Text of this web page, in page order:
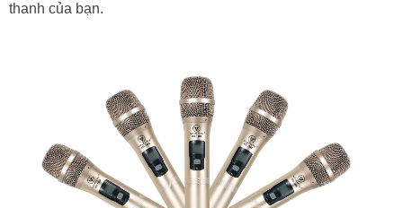
thanh của bạn.